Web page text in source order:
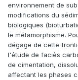
environnement de
modifications du
biologiques
le métamorphisme.
dégage de cette
l'étude de faciès
de cimentation,
affectant les phases